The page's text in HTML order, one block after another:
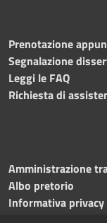
Prenotazione
Segnalazione
Leggi le FAQ
Richiesta di
Amministrazione
Albo pretorio
Informativa privacy